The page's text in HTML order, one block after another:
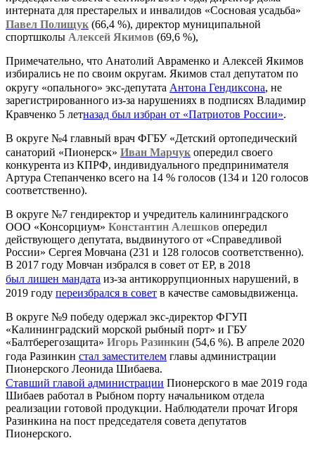
интерната для престарелых и инвалидов «Сосновая усадьба»
Павел Полищук (66,4 %), директор муниципальной
спортшколы Алексей Якимов (69,6 %),
Примечательно, что Анатолий Авраменко и Алексей Якимов
избирались не по своим округам. Якимов стал депутатом по
округу «опального» экс-депутата Антона Гендиксона, не
зарегистрированного из-за нарушениях в подписях Владимир
Кравченко 5 летназад был избран от «Патриотов России».
В округе №4 главный врач ФГБУ «Детский ортопедический
санаторий «Пионерск» Иван Марчук опередил своего
конкурента из КПРФ, индивидуального предпринимателя
Артура Степанченко всего на 14 % голосов (134 и 120 голосов
соответственно).
В округе №7 гендиректор и учредитель калининградского
ООО «Консорциум» Константин Алешков опередил
действующего депутата, выдвинутого от «Справедливой
России» Сергея Мовчана (231 и 128 голосов соответственно).
В 2017 году Мовчан избрался в совет от ЕР, в 2018
был лишен мандата из-за антикоррупционных нарушений, в
2019 году переизбрался в совет в качестве самовыдвиженца.
В округе №9 победу одержал экс-директор ФГУП
«Калининградский морской рыбный порт» и ГБУ
«Балтберегозащита» Игорь Разинкин (54,6 %). В апреле 2020
года Разинкин стал заместителем главы администрации
Пионерского Леонида Шибаева.
Ставший главой администрации Пионерского в мае 2019 года
Шибаев работал в Рыбном порту начальником отдела
реализации готовой продукции. Наблюдатели прочат Игоря
Разинкина на пост председателя совета депутатов
Пионерского.